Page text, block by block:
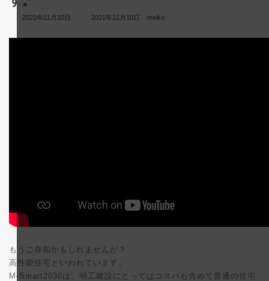
2021年11月10日
最
2021年11月10日 meiko
もうご存知かもしれませんが？
高性能住宅といわれています。
M-Smart2030は、明工建設にとってはコスパも含めて普通の住宅